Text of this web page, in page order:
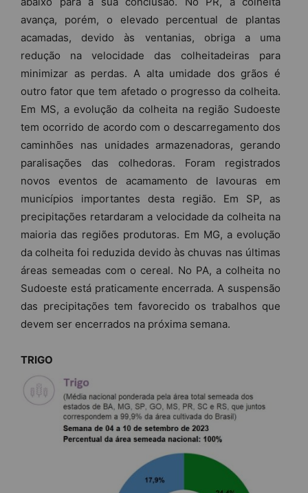
avança, porém, o elevado percentual de plantas
acamadas, devido às ventanias, obriga a uma
redução na velocidade das colheitadeiras para
minimizar as perdas. A alta umidade dos grãos é
outro fator que tem afetado o progresso da colheita.
Em MS, a evolução da colheita na região Sudoeste
tem ocorrido de acordo com o descarregamento dos
caminhões nas unidades armazenadoras, gerando
paralisações das colhedoras. Foram registrados
novos eventos de acamamento de lavouras em
municípios importantes desta região. Em SP, as
precipitações retardaram a velocidade da colheita na
maioria das regiões produtoras. Em MG, a evolução
da colheita foi reduzida devido às chuvas nas últimas
áreas semeadas com o cereal. No PA, a colheita no
Sudoeste está praticamente encerrada. A suspensão
das precipitações tem favorecido os trabalhos que
devem ser encerrados na próxima semana.
TRIGO